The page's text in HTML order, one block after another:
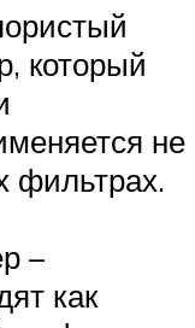
который
не
фильтрах.
–
как